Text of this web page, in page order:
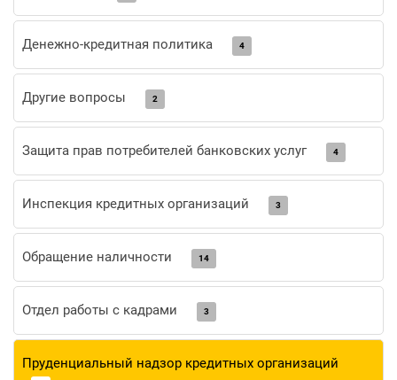
Денежно-кредитная политика 4
Другие вопросы 2
Защита прав потребителей банковских услуг 4
Инспекция кредитных организаций 3
Обращение наличности 14
Отдел работы с кадрами 3
Пруденциальный надзор кредитных организаций